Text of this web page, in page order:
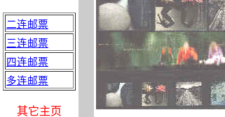
二连邮票
三连邮票
四连邮票
多连邮票
其它主页